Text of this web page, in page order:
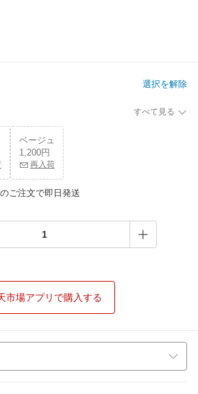
選択を解除
すべて見る
ベージュ
1,200円
再入荷
ご注文で即日発送
市場アプリで購入する